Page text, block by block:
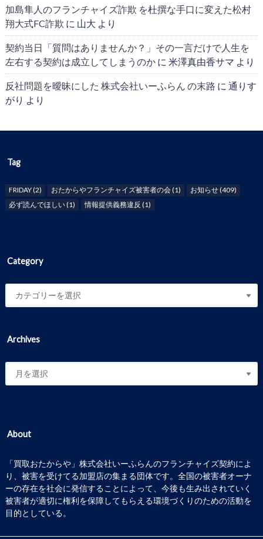
加島隼人のフランチャイズ詐欺 を杜撰な手口に変えた松村
翔大式FC詐欺 に 山大 より
契約当日「質問はありませんか？」その一言だけで人生を
左右する契約は成立してしまうのかに 米澤真由香サマ より
反社問題を曖昧にした 株式会社いーふらん の末路 に 通りす
がり より
Tag
FRIDAY(2) おたからやフランチャイズ被害者の会(1) お知らせ(409)
必ず読んでほしい(1) 情報提供義務違反 (1)
Category
Archives
About
「買取おたからや」株式会社いーふらんのフランチャイズ契約によ
り、被害を受けてる加盟店の集まる団体です。全国の被害者オーナ
ーの存在を社会に発信することによって、今後も生み出されていく
被害者が適切に権利を保障してもらえる環境づくりのための活動を
目的としている。